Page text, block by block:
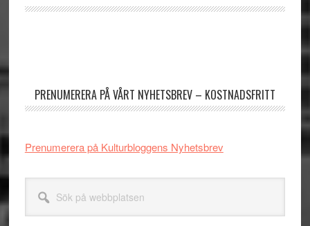
PRENUMERERA PÅ VÅRT NYHETSBREV – KOSTNADSFRITT
Prenumerera på Kulturbloggens Nyhetsbrev
webbplatsen